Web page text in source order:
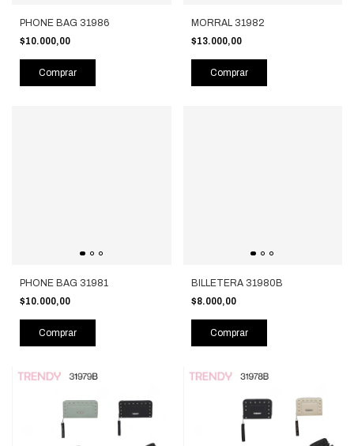
PHONE BAG 31986
$10.000,00
Comprar
MORRAL 31982
$13.000,00
Comprar
PHONE BAG 31981
$10.000,00
Comprar
BILLETERA 31980B
$8.000,00
Comprar